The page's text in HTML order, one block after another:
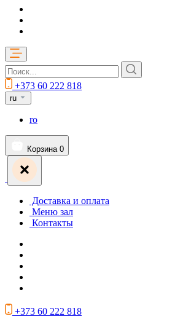
+373 60 222 818
ru
ro
Корзина 0
Доставка и оплата
Меню зал
Контакты
+373 60 222 818